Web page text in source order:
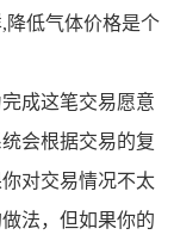
降低气体价格是个
成这笔交易愿意
会根据交易的复
对交易情况不太
法，但如果你的